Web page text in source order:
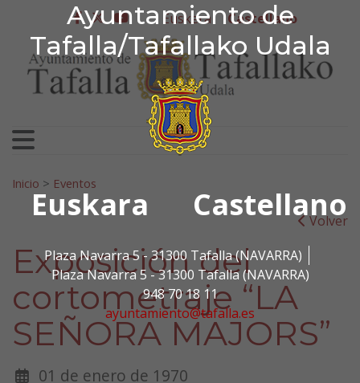
Ayuntamiento de
Tafalla/Tafallako Udala
Euskara Castellano
Plaza Navarra 5 - 31300 Tafalla (NAVARRA)
Plaza Navarra 5 - 31300 Tafalla (NAVARRA)
948 70 18 11
ayuntamiento@tafalla.es
Ir al contenido
Ayuntamiento de
facebook
twitter
youtube
Euskera Castellano
Search for:
Inicio > Eventos
Volver
Exposición del
cortometraje “LA
SEÑORA MAJORS”
01 de enero de 1970